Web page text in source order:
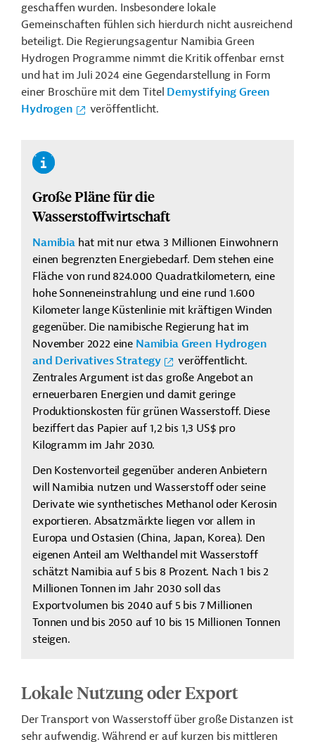
geschaffen wurden. Insbesondere lokale
Gemeinschaften fühlen sich hierdurch nicht ausreichend
beteiligt. Die Regierungsagentur Namibia Green
Hydrogen Programme nimmt die Kritik offenbar ernst
und hat im Juli 2024 eine Gegendarstellung in Form
einer Broschüre mit dem Titel Demystifying Green
Hydrogen
veröffentlicht.
Große Pläne für die
Wasserstoffwirtschaft
Namibia hat mit nur etwa 3 Millionen Einwohnern
einen begrenzten Energiebedarf. Dem stehen eine
Fläche von rund 824.000 Quadratkilometern, eine
hohe Sonneneinstrahlung und eine rund 1.600
Kilometer lange Küstenlinie mit kräftigen Winden
gegenüber. Die namibische Regierung hat im
November 2022 eine Namibia Green Hydrogen
and Derivatives Strategy
veröffentlicht.
Zentrales Argument ist das große Angebot an
erneuerbaren Energien und damit geringe
Produktionskosten für grünen Wasserstoff. Diese
beziffert das Papier auf 1,2 bis 1,3 US$ pro
Kilogramm im Jahr 2030.
Den Kostenvorteil gegenüber anderen Anbietern
will Namibia nutzen und Wasserstoff oder seine
Derivate wie synthetisches Methanol oder Kerosin
exportieren. Absatzmärkte liegen vor allem in
Europa und Ostasien (China, Japan, Korea). Den
eigenen Anteil am Welthandel mit Wasserstoff
schätzt Namibia auf 5 bis 8 Prozent. Nach 1 bis 2
Millionen Tonnen im Jahr 2030 soll das
Exportvolumen bis 2040 auf 5 bis 7 Millionen
Tonnen und bis 2050 auf 10 bis 15 Millionen Tonnen
steigen.
Lokale Nutzung oder Export
Der Transport von Wasserstoff über große Distanzen ist
sehr aufwendig. Während er auf kurzen bis mittleren